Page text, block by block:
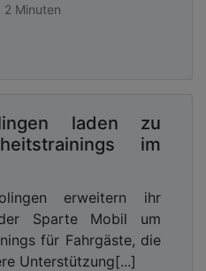
Minuten
laden zu
im
erweitern ihr
Sparte Mobil um
für Fahrgäste, die
Unterstützung[...]